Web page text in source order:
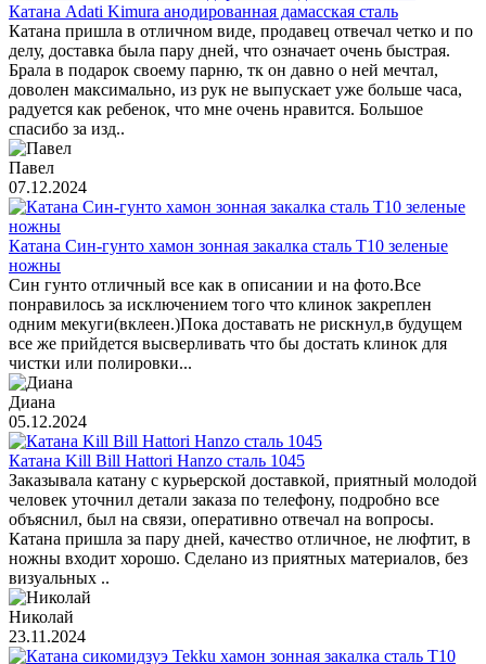
Катана Adati Kimura анодированная дамасская сталь
Катана пришла в отличном виде, продавец отвечал четко и по
делу, доставка была пару дней, что означает очень быстрая.
Брала в подарок своему парню, тк он давно о ней мечтал,
доволен максимально, из рук не выпускает уже больше часа,
радуется как ребенок, что мне очень нравится. Большое
спасибо за изд..
Павел
07.12.2024
Катана Син-гунто хамон зонная закалка сталь T10 зеленые
ножны
Син гунто отличный все как в описании и на фото.Все
понравилось за исключением того что клинок закреплен
одним мекуги(вклеен.)Пока доставать не рискнул,в будущем
все же прийдется высверливать что бы достать клинок для
чистки или полировки...
Диана
05.12.2024
Катана Kill Bill Hattori Hanzo сталь 1045
Заказывала катану с курьерской доставкой, приятный молодой
человек уточнил детали заказа по телефону, подробно все
объяснил, был на связи, оперативно отвечал на вопросы.
Катана пришла за пару дней, качество отличное, не люфтит, в
ножны входит хорошо. Сделано из приятных материалов, без
визуальных ..
Николай
23.11.2024